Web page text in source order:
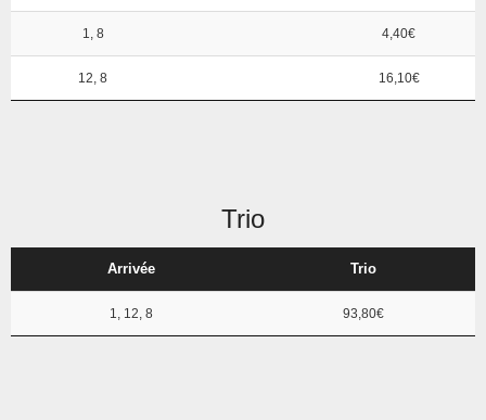
1, 8 4,40€
12, 8 16,10€
Trio
Arrivée Trio
1, 12, 8 93,80€